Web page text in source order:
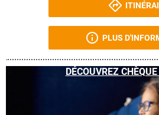
PLUS
DÉCOUVREZ